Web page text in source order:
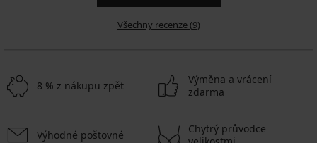
Všechny recenze (9)
8 % z nákupu zpět
Výměna a vrácení
zdarma
Výhodné poštovné
Chytrý průvodce